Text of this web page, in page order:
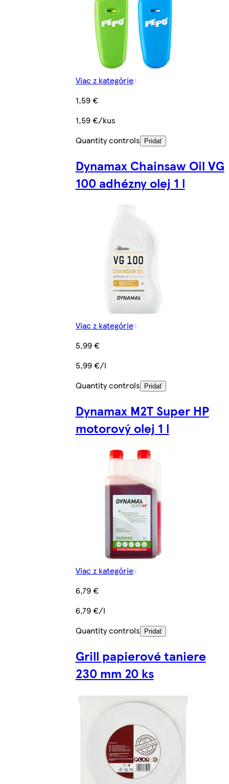
Viac z kategórie
1,59 €
1,59 €/kus
Quantity controls
Pridať
Dynamax Chainsaw Oil VG
100 adhézny olej 1 l
Viac z kategórie
5,99 €
5,99 €/l
Quantity controls
Pridať
Dynamax M2T Super HP
motorový olej 1 l
Viac z kategórie
6,79 €
6,79 €/l
Quantity controls
Pridať
Grill papierové taniere
230 mm 20 ks